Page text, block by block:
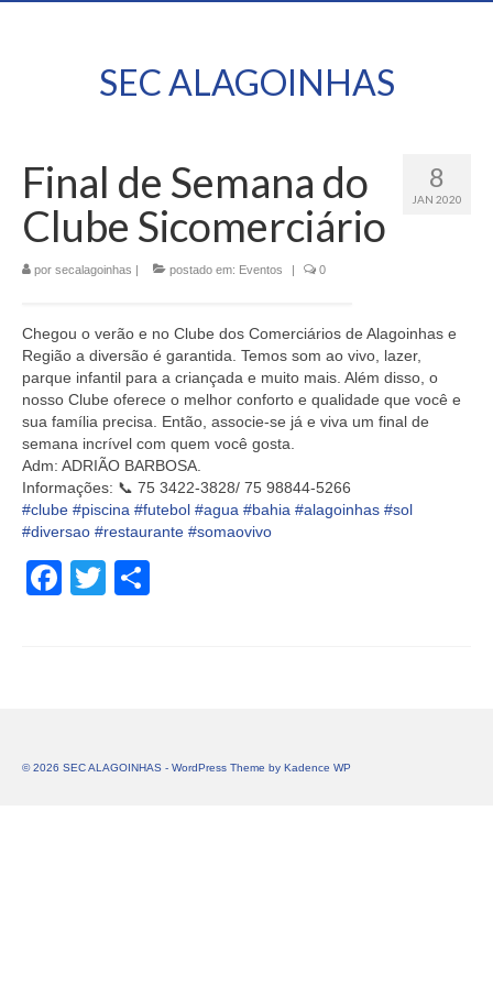
SEC ALAGOINHAS
8
JAN 2020
Final de Semana do
Clube Sicomerciário
por secalagoinhas | postado em: Eventos | 0
Chegou o verão e no Clube dos Comerciários de Alagoinhas e
Região a diversão é garantida. Temos som ao vivo, lazer,
parque infantil para a criançada e muito mais. Além disso, o
nosso Clube oferece o melhor conforto e qualidade que você e
sua família precisa. Então, associe-se já e viva um final de
semana incrível com quem você gosta.
Adm: ADRIÃO BARBOSA.
Informações: 📞 75 3422-3828/ 75 98844-5266
#clube #piscina #futebol #agua #bahia #alagoinhas #sol
#diversao #restaurante #somaovivo
Facebook
Twitter
© 2026 SEC ALAGOINHAS - WordPress Theme by Kadence WP